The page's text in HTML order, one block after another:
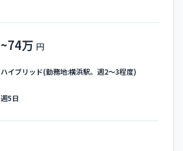
~74万
ハイブリッド(勤務地:横浜駅。週2～3程度)
週5日